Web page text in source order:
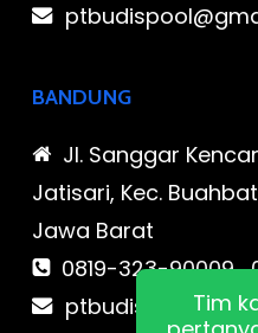
BANDUNG
Jl. Sanggar
Jatisari, Kec.
Jawa Barat
0819-323-90009 ,
Tim